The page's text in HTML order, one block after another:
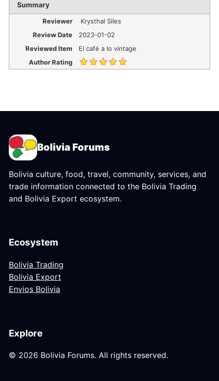
Summary
Reviewer
Krysthal Siles
Review Date
2023-01-02
Reviewed Item
El café a lo vintage
Author Rating
Bolivia Forums
Bolivia culture, food, travel, community, services, and
trade information connected to the Bolivia Trading
and Bolivia Export ecosystem.
Ecosystem
Bolivia Trading
Bolivia Export
Envios Bolivia
Explore
© 2026 Bolivia Forums. All rights reserved.